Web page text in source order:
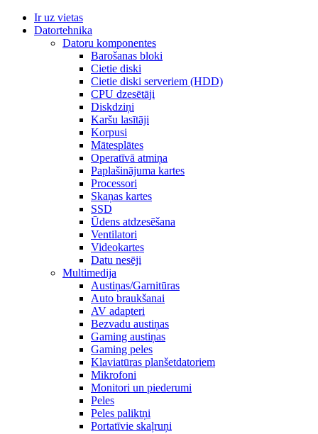
Ir uz vietas
Datortehnika
Datoru komponentes
Barošanas bloki
Cietie diski
Cietie diski serveriem (HDD)
CPU dzesētāji
Diskdziņi
Karšu lasītāji
Korpusi
Mātesplātes
Operatīvā atmiņa
Paplašinājuma kartes
Processori
Skaņas kartes
SSD
Ūdens atdzesēšana
Ventilatori
Videokartes
Datu nesēji
Multimedija
Austiņas/Garnitūras
Auto braukšanai
AV adapteri
Bezvadu austiņas
Gaming austiņas
Gaming peles
Klaviatūras planšetdatoriem
Mikrofoni
Monitori un piederumi
Peles
Peles paliktņi
Portatīvie skaļruņi